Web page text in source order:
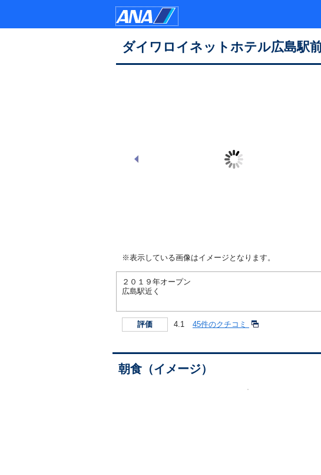
ダイワロイネットホテル広島駅
※表示している画像はイメージとなります。
２０１９年オープン
広島駅近く
評価 4.1 45件のクチコミ
朝食（イメージ）